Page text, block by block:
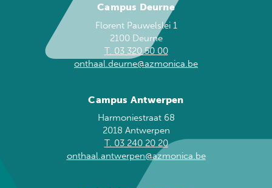
Campus Deurne
Florent Pauwelslei 1
2100 Deurne
T. 03 320 50 00
onthaal.deurne@azmonica.be
Campus Antwerpen
Harmoniestraat 68
2018 Antwerpen
T. 03 240 20 20
onthaal.antwerpen@azmonica.be